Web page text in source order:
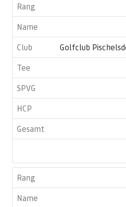
Golfclub